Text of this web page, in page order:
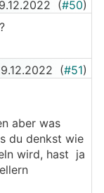
9.12.2022 (#50)
9.12.2022 (#51)
aber was
du denkst wie
wird, hast ja